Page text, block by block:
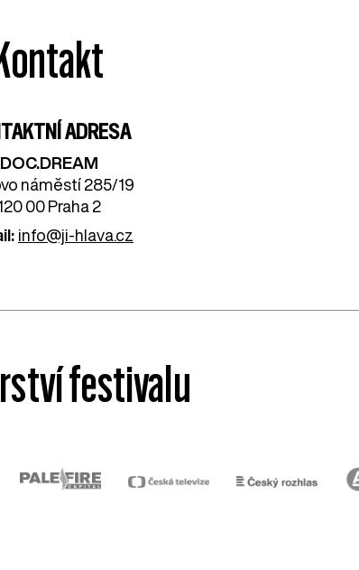
ADRESA
DOC.DREAM​
náměstí 285/19
00 Praha 2
info@ji-hlava.cz
festivalu